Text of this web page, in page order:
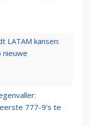
LATAM kansen:
nieuwe
777-9’s te